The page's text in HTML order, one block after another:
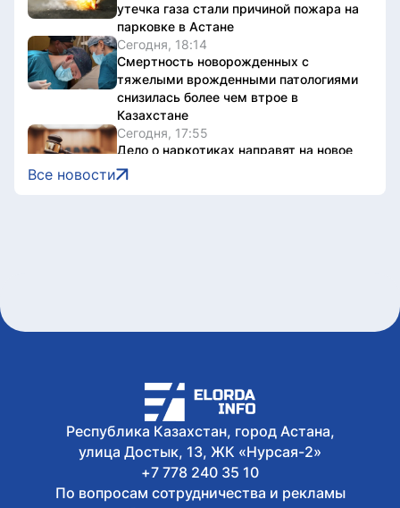
утечка газа стали причиной пожара на
парковке в Астане
Сегодня, 18:14
Смертность новорожденных с
тяжелыми врожденными патологиями
снизилась более чем втрое в
Казахстане
Сегодня, 17:55
Дело о наркотиках направят на новое
рассмотрение: подсудимому не дали
последнее слово
В Астане 9 августа перекроют ряд
дорог из-за фестиваля Jüregımnıñ
Jenımpazy
Сегодня, 17:25
В Казахстане издали книгу с
избранными высказываниями Касым-
Все новости
Республика Казахстан, город Астана,
улица Достык, 13, ЖК «Нурсая-2»
+7 778 240 35 10
По вопросам сотрудничества и рекламы